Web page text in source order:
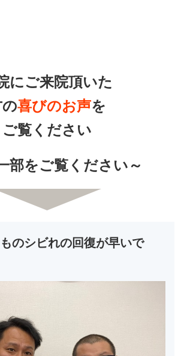
にご来院頂いた
喜びのお声を
ご覧ください
部をご覧ください～
ものシビれの回復が早いで